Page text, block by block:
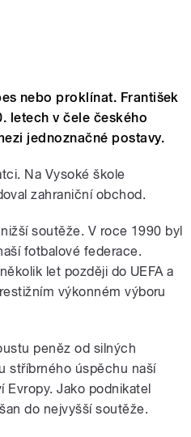
nebo proklínat. František
letech v čele českého
jednoznačné postavy.
Na Vysoké škole
zahraniční obchod.
soutěže. V roce 1990 byl
fotbalové federace.
let později do UEFA a
výkonném výboru
peněz od silných
stříbrného úspěchu naší
Evropy. Jako podnikatel
do nejvyšší soutěže.